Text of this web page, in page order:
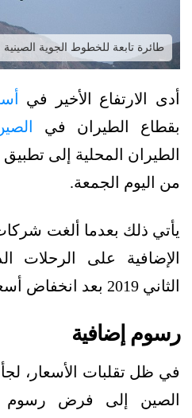
طائرة تابعة للخطوط الجوية الصينية
أدى الارتفاع الأخير في
بقطاع الطيران في
الطيران المحلية إلى
من اليوم الجمعة.
يأتي ذلك بعدما ألغت
الإضافية على الرحلات
الثاني 2019 بعد انخفاض أسعار
رسوم إضافية
في ظل تقلبات الأسعار،
الصين إلى فرض رسوم